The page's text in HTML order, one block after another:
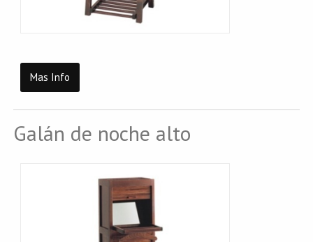
Mas Info
Galán de noche alto